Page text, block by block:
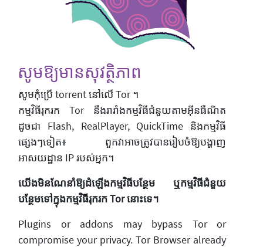
សូមឱ្យមានសុវត្ថិភាព
សូម​កុំប្រើ torrent នៅលើ Tor ។
កម្មវិធីរុករក Tor នឹងរារាំងកម្មវិធីជំនួយតាមអ៊ីនធឺណិត
ដូចជា Flash, RealPlayer, QuickTime និងកម្មវិធី
ផ្សេងៗទៀត៖ ពួកវាអាចត្រូវបានរៀបចំឱ្យបង្ហាញ
អាសយដ្ឋាន IP របស់អ្នក។
យើងមិនណែនាំឱ្យដំឡើងកម្មវិធីបន្ថែម ឬកម្មវិធីជំនួយ
បន្ថែមទៅក្នុងកម្មវិធីរុករក Tor នោះទេ។
Plugins or addons may bypass Tor or
compromise your privacy. Tor Browser already